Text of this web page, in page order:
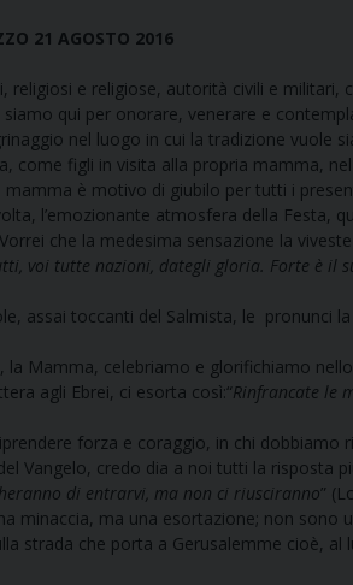
21 AGOSTO 2016
e religiose, autorità civili e militari,
qui per onorare, venerare e
nel luogo in cui la tradizione vuole
come figli in visita alla propria mamma,
è motivo di giubilo per tutti i
l’emozionante atmosfera della Festa,
che la medesima sensazione la
voi tutte nazioni, dategli gloria. Forte è il
toccanti del Salmista, le pronunci la
la Mamma, celebriamo e glorifichiamo
agli Ebrei, ci esorta così:“Rinfrancate le
forza e coraggio, in chi dobbiamo
credo dia a noi tutti la risposta
di entrarvi, ma non ci riusciranno”
ma una esortazione; non sono
strada che porta a Gerusalemme cioè,